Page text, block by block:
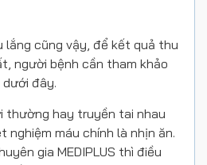
lắng cũng vậy, để kết quả thu
người bệnh cần tham khảo
đây.
thường hay truyền tai nhau
máu chính là nhịn ăn.
gia MEDIPLUS thì điều